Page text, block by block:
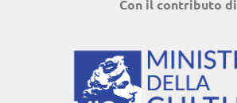
Con il contributo di